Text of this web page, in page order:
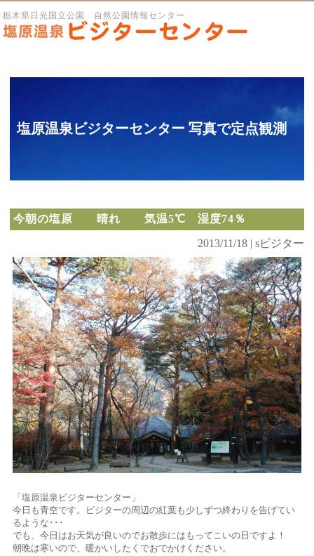
栃木県日光国立公園 自然公園情報センター
塩原温泉ビジターセンター 写真で定点観測
今朝の塩原 晴れ 気温5℃ 湿度74％
2013/11/18 | sビジター
「塩原温泉ビジターセンター」
今日も青空です。ビジターの周辺の紅葉も少しずつ終わりを告げてい
るような･･･
でも、今日はお天気が良いのでお散歩にはもってこいの日ですよ！
朝晩は寒いので、暖かいしたくでおでかけください。